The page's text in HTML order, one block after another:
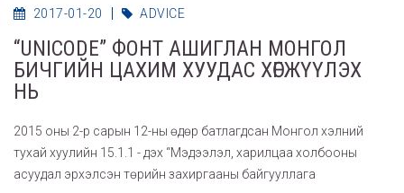
2017-01-20 ADVICE
“UNICODE” ФОНТ АШИГЛАН МОНГОЛ
БИЧГИЙН ЦАХИМ ХУУДАС ХӨГЖҮҮЛЭХ
НЬ
2015 оны 2-р сарын 12-ны өдөр батлагдсан Монгол хэлний
тухай хуулийн 15.1.1 - дэх “Мэдээлэл, харилцаа холбооны
асуудал эрхэлсэн төрийн захиргааны байгууллага